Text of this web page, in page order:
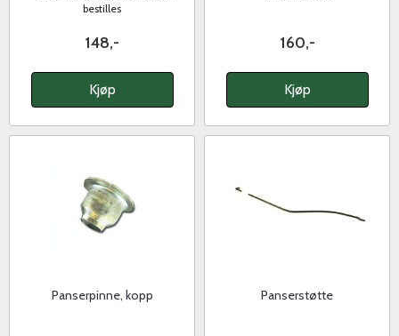
bestilles
148,-
Kjøp
160,-
Kjøp
Panserpinne, kopp Panserstøtte